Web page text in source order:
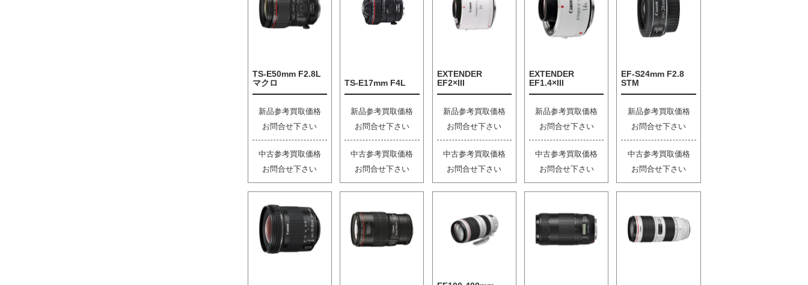
TS-E50mm F2.8L
マクロ
新品参考買取価格
お問合せ下さい
中古参考買取価格
お問合せ下さい
TS-E17mm F4L
新品参考買取価格
お問合せ下さい
中古参考買取価格
お問合せ下さい
EXTENDER
EF2×III
新品参考買取価格
お問合せ下さい
中古参考買取価格
お問合せ下さい
EXTENDER
EF1.4×III
新品参考買取価格
お問合せ下さい
中古参考買取価格
お問合せ下さい
EF-S24mm F2.8
STM
新品参考買取価格
お問合せ下さい
中古参考買取価格
お問合せ下さい